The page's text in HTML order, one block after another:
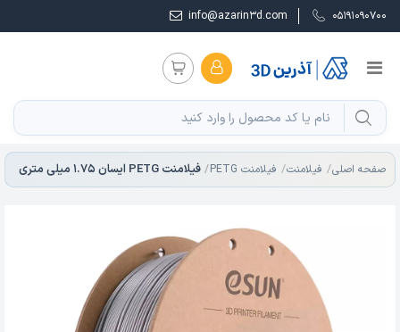
05191090700
info@azarin3d.com
صفحه اصلی فیلامنت فیلامنت PETG فیلامنت PETG ایسان 1.75 میلی متری